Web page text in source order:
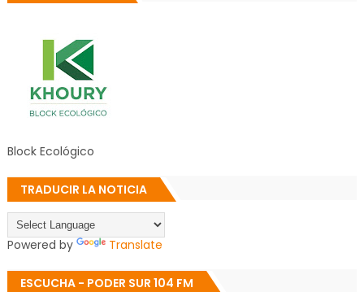
Block Ecológico
TRADUCIR LA NOTICIA
Powered by Translate
ESCUCHA - PODER SUR 104 FM